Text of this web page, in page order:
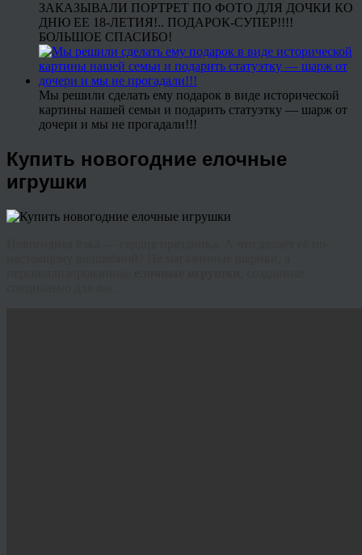
ЗАКАЗЫВАЛИ ПОРТРЕТ ПО ФОТО ДЛЯ ДОЧКИ КО
ДНЮ ЕЕ 18-ЛЕТИЯ!.. ПОДАРОК-СУПЕР!!!!
БОЛЬШОЕ СПАСИБО!
Мы решили сделать ему подарок в виде исторической
картины нашей семьи и подарить статуэтку — шарж от
дочери и мы не прогадали!!!
Купить новогодние елочные
игрушки